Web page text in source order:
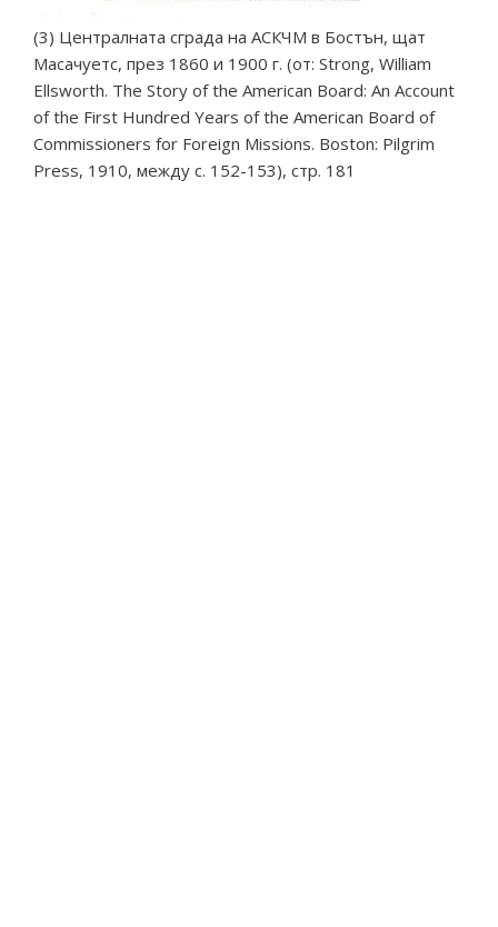
(3) Централната сграда на АСКЧМ в Бостън, щат
Масачуетс, през 1860 и 1900 г. (от: Strong, William
Ellsworth. The Story of the American Board: An Account
of the First Hundred Years of the American Board of
Commissioners for Foreign Missions. Boston: Pilgrim
Press, 1910, между с. 152-153), стр. 181